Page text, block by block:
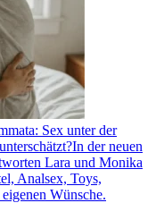
Sex unter der
In der neuen
Lara und Monika
Analsex, Toys,
Wünsche.